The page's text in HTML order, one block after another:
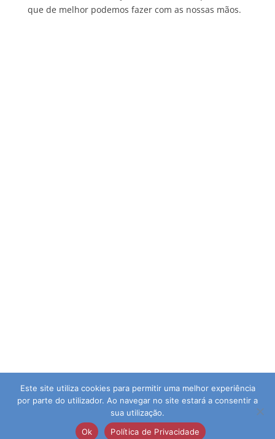
que de melhor podemos fazer com as nossas mãos.
© 2026 Agrupamento de Escolas da Guia | Direitos
Reservados | Desenvolvido por:pedroferraz.com
Este site utiliza cookies para permitir uma melhor experiência
por parte do utilizador. Ao navegar no site estará a consentir a
sua utilização.
Ok
Política de Privacidade